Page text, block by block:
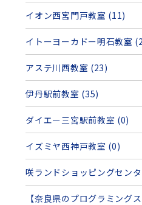
イオン西宮門戸教室 (11)
イトーヨーカドー明石教室
アステ川西教室 (23)
伊丹駅前教室 (35)
ダイエー三宮駅前教室 (0)
イズミヤ西神戸教室 (0)
咲ランドショッピングセン
【奈良県のプログラミング